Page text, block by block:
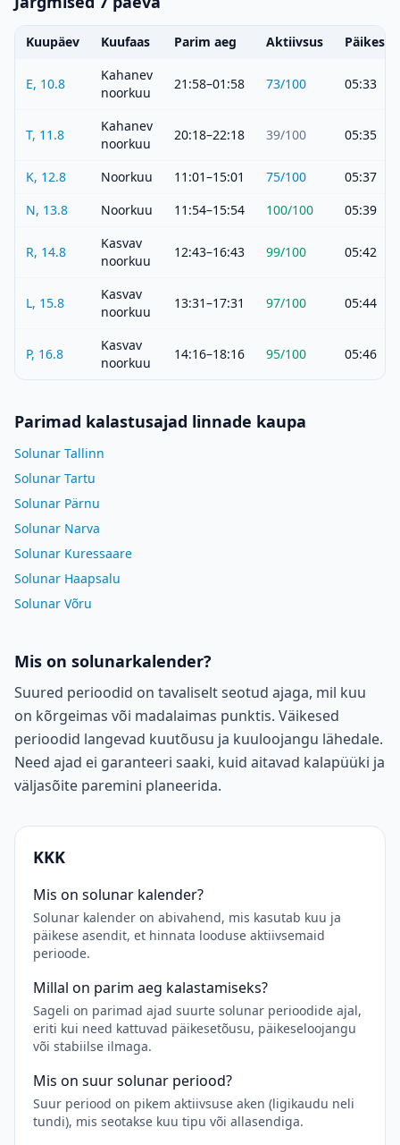
Kuupäev Kuufaas Parim aeg Aktiivsus
E, 10.8
Kahanev
noorkuu
21:58–01:58 73/100 05:33
T, 11.8
Kahanev
noorkuu
20:18–22:18 39/100 05:35
K, 12.8 Noorkuu 11:01–15:01 75/100
05:37
N, 13.8
Noorkuu 11:54–15:54 100/100 05:39
R, 14.8
Kasvav
noorkuu
12:43–16:43 99/100 05:42
L, 15.8
Kasvav
noorkuu
13:31–17:31 97/100 05:44
P, 16.8
Kasvav
noorkuu
14:16–18:16 95/100 05:46
Parimad kalastusajad linnade kaupa
Solunar Tallinn
Solunar Tartu
Solunar Pärnu
Solunar Narva
Solunar Kuressaare
Solunar Haapsalu
Solunar Võru
Mis on solunarkalender?
Suured perioodid on tavaliselt seotud ajaga, mil kuu
on kõrgeimas või madalaimas punktis. Väikesed
perioodid langevad kuutõusu ja kuuloojangu lähedale.
Need ajad ei garanteeri saaki, kuid aitavad kalapüüki ja
väljasõite paremini planeerida.
KKK
Mis on solunar kalender?
Solunar kalender on abivahend, mis kasutab kuu ja
päikese asendit, et hinnata looduse aktiivsemaid
perioode.
Millal on parim aeg kalastamiseks?
Sageli on parimad ajad suurte solunar perioodide ajal,
eriti kui need kattuvad päikesetõusu, päikeseloojangu
või stabiilse ilmaga.
Mis on suur solunar periood?
Suur periood on pikem aktiivsuse aken (ligikaudu neli
tundi), mis seotakse kuu tipu või allasendiga.